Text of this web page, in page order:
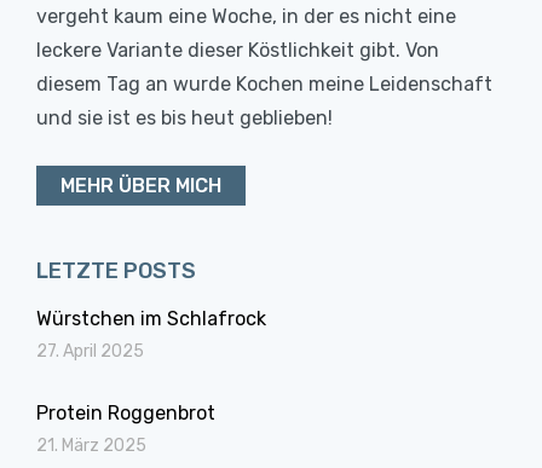
vergeht kaum eine Woche, in der es nicht eine
leckere Variante dieser Köstlichkeit gibt. Von
diesem Tag an wurde Kochen meine Leidenschaft
und sie ist es bis heut geblieben!
MEHR ÜBER MICH
LETZTE POSTS
Würstchen im Schlafrock
27. April 2025
Protein Roggenbrot
21. März 2025